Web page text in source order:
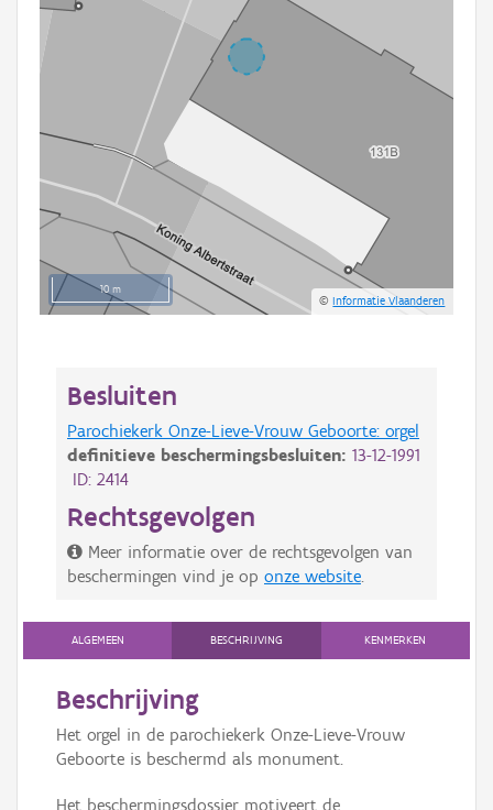
10 m
©Informatie Vlaanderen
Besluiten
Parochiekerk Onze-Lieve-Vrouw Geboorte: orgel
definitieve beschermingsbesluiten: 13-12-1991
ID: 2414
Rechtsgevolgen
Meer informatie over de rechtsgevolgen van
beschermingen vind je op onze website.
ALGEMEEN BESCHRIJVING KENMERKEN
Beschrijving
Het orgel in de parochiekerk Onze-Lieve-Vrouw
Geboorte is beschermd als monument.
Het beschermingsdossier motiveert de